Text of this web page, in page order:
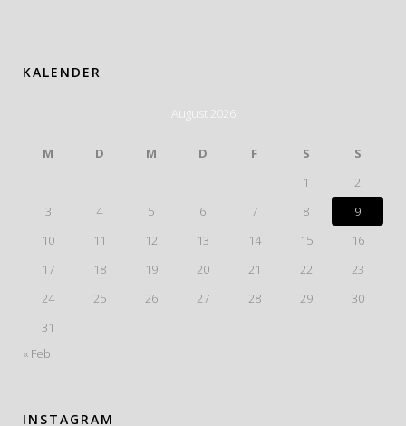
KALENDER
August 2026
M D M D F S
S
1
2
3
4 5 6 7 8
9
10
11 12 13 14 15
16
17
18 19 20 21 22
23
24
25 26 27 28 29
30
31
« Feb
INSTAGRAM